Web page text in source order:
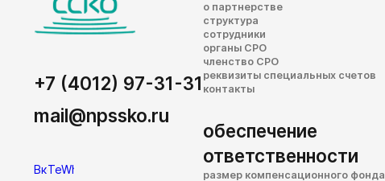
+7 (4012) 97-31-31
mail@npssko.ru
о партнерстве
структура
сотрудники
органы СРО
членство СРО
реквизиты специальных счетов
контакты
обеспечение
ответственности
размер компенсационного фонда